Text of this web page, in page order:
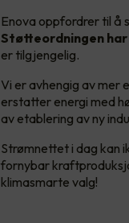
Enova oppfordrer til å
Støtteordningen
er tilgjengelig.
Vi er avhengig av mer
erstatter energi med
av etablering av ny
Strømnettet i dag kan
fornybar
klimasmarte valg!